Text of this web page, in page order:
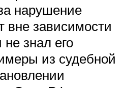
нарушение
вне зависимости
не знал его
из судебной